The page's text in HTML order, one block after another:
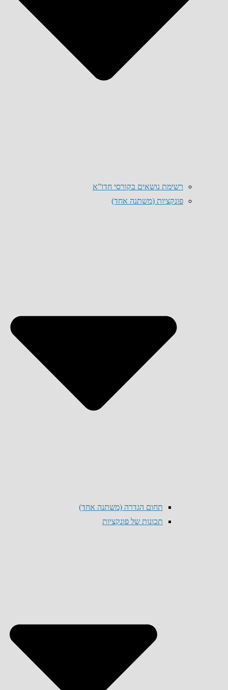
רשימת נושאים בקורסי חדו”א
פונקציות (משתנה אחד)
תחום הגדרה (משתנה אחד)
תכונות של פונקציות